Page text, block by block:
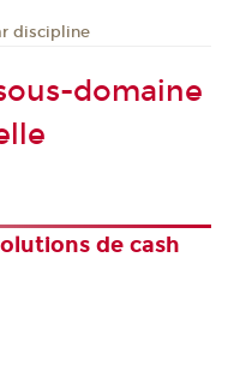
discipline
domaine
de cash